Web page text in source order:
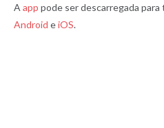
A app pode ser descarregada
Android eiOS.